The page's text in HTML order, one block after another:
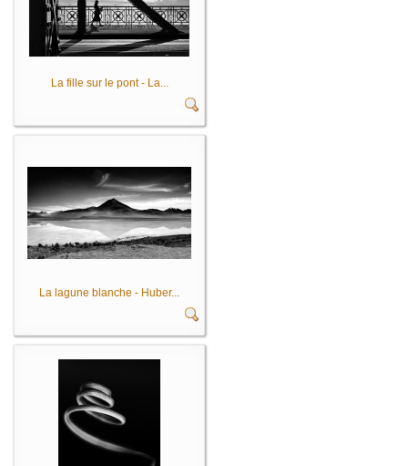
La fille sur le pont - La...
La lagune blanche - Huber...